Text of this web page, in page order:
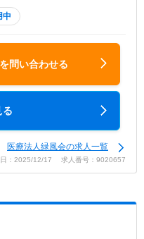
中
問い合わせる
医療法人緑風会の求人一覧
日：2025/12/17 求人番号：9020657